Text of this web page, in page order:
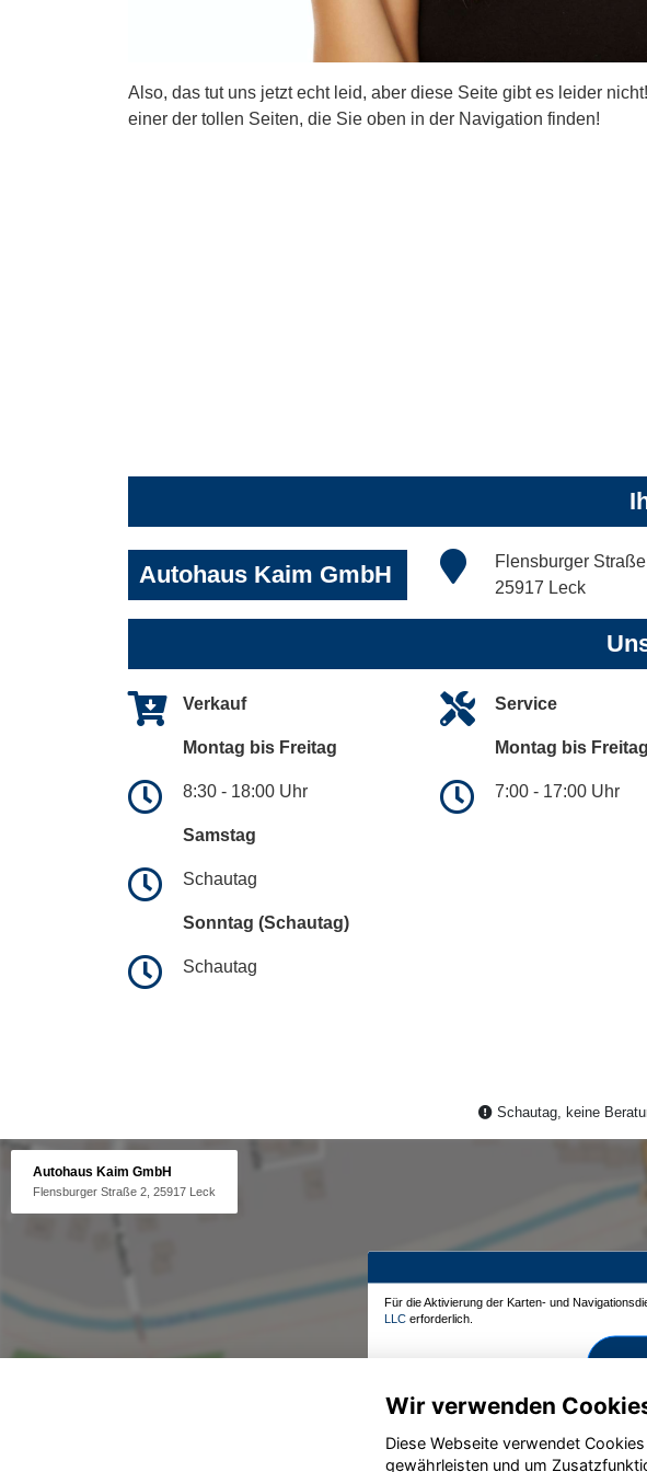
Also, das tut uns jetzt echt leid, aber diese Seite gibt es leider
einer der tollen Seiten, die Sie oben in der Navigation finden!
Autohaus Kaim GmbH
Flensburger
25917 Leck
Verkauf
Montag bis Freitag
8:30 - 18:00 Uhr
Samstag
Schautag
Sonntag (Schautag)
Schautag
Service
Montag bis Freitag
7:00 - 17:00 Uhr
Schautag, keine
Autohaus Kaim GmbH
Flensburger Straße 2, 25917 Leck
Für die Aktivierung der Karten- und
LLC erforderlich.
Wir verwenden
Diese Webseite verwendet
gewährleisten und um